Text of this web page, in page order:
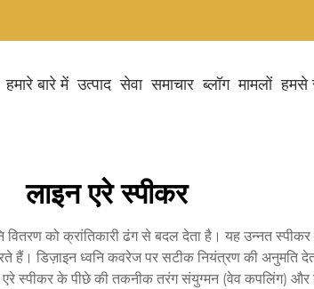
हमारे बारे में उत्पाद सेवा समाचार ब्लॉग मामलों हमसे
लाइन एरे स्पीकर
वितरण को क्रांतिकारी ढंग से बदल देता है। यह उन्नत
हैं। डिज़ाइन ध्वनि कवरेज पर सटीक नियंत्रण की अनुमति
एरे स्पीकर के पीछे की तकनीक तरंग संयुग्मन (वेव कपलिंग)